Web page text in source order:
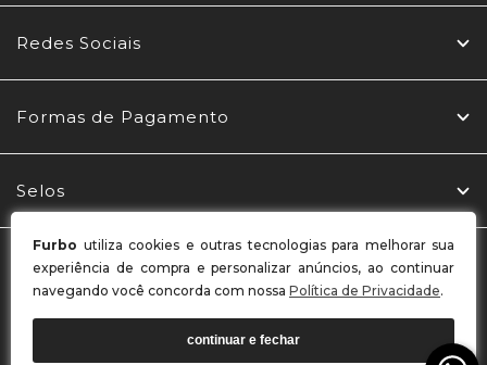
Furbo utiliza cookies e outras tecnologias para melhorar sua
experiência de compra e personalizar anúncios, ao continuar
navegando você concorda com nossa Política de Privacidade.
continuar e fechar
Redes Sociais
Formas de Pagamento
Selos
MBL CONFECÇÕES LTDA / CNPJ: 03.969.765/0001-22
Endereço: Rua Belo Horizonte, 256 - Alto Benedito - Benedito